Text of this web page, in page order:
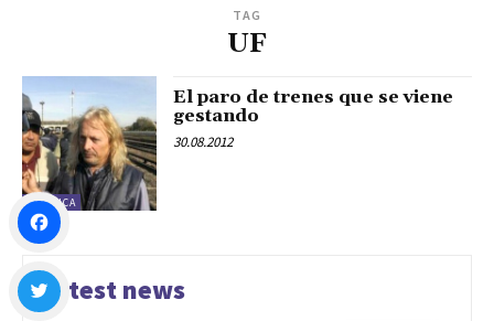
TAG
UF
POLÍTICA
El paro de trenes que se viene
gestando
30.08.2012
Latest news
Facebook